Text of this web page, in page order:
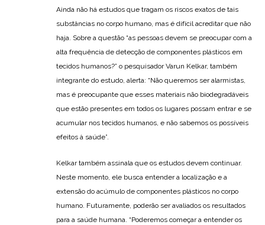
Ainda não há estudos que tragam os riscos exatos de tais
substâncias no corpo humano, mas é difícil acreditar que não
haja. Sobre a questão “as pessoas devem se preocupar com a
alta frequência de detecção de componentes plásticos em
tecidos humanos?” o pesquisador Varun Kelkar, também
integrante do estudo, alerta: “Não queremos ser alarmistas,
mas é preocupante que esses materiais não biodegradáveis ​​
que estão presentes em todos os lugares possam entrar e se
acumular nos tecidos humanos, e não sabemos os possíveis
efeitos à saúde”.
Kelkar também assinala que os estudos devem continuar.
Neste momento, ele busca entender a localização e a
extensão do acúmulo de componentes plásticos no corpo
humano. Futuramente, poderão ser avaliados os resultados
para a saúde humana. “Poderemos começar a entender os